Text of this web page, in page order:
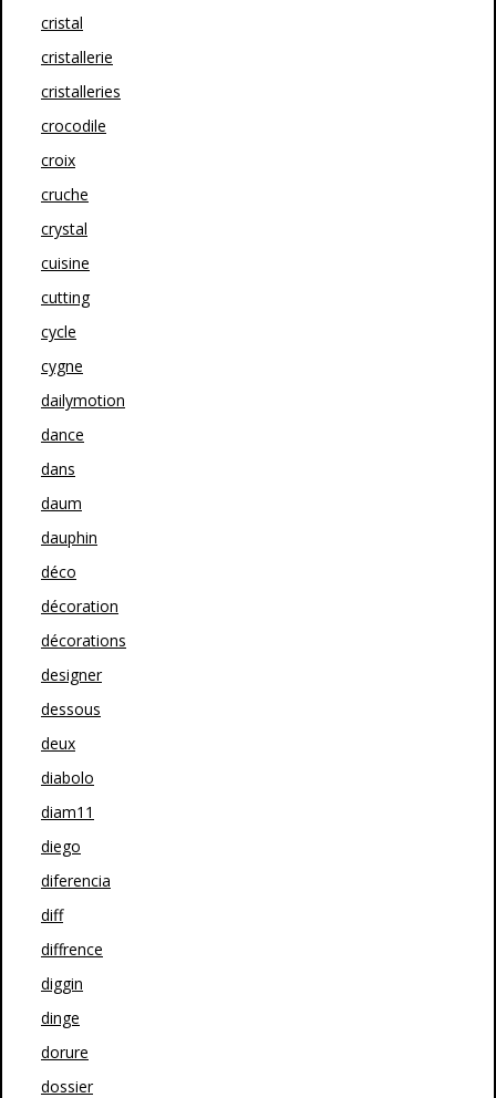
cristal
cristallerie
cristalleries
crocodile
croix
cruche
crystal
cuisine
cutting
cycle
cygne
dailymotion
dance
dans
daum
dauphin
déco
décoration
décorations
designer
dessous
deux
diabolo
diam11
diego
diferencia
diff
diffrence
diggin
dinge
dorure
dossier